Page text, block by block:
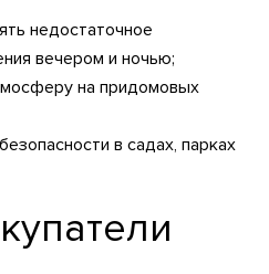
недостаточное
вечером и ночью;
на придомовых
в садах, парках